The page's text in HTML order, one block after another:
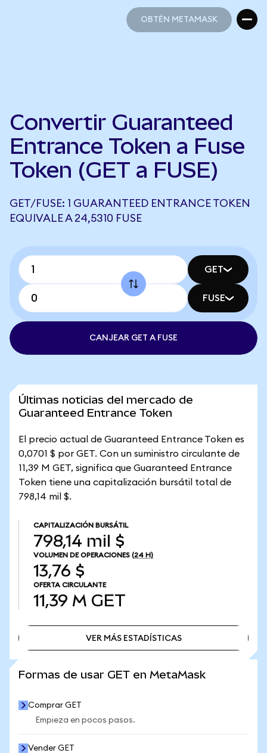
OBTÉN METAMASK
Convertir Guaranteed
Entrance Token a Fuse
Token (GET a FUSE)
GET/FUSE: 1 GUARANTEED ENTRANCE TOKEN
EQUIVALE A 24,5310 FUSE
GET
FUSE
CANJEAR GET A FUSE
Últimas noticias del mercado de
Guaranteed Entrance Token
El precio actual de Guaranteed Entrance Token es
0,0701 $ por GET. Con un suministro circulante de
11,39 M GET, significa que Guaranteed Entrance
Token tiene una capitalización bursátil total de
798,14 mil $.
CAPITALIZACIÓN BURSÁTIL
798,14 mil $
VOLUMEN DE OPERACIONES (24 H)
13,76 $
OFERTA CIRCULANTE
11,39 M GET
VER MÁS ESTADÍSTICAS
Formas de usar GET en MetaMask
Comprar GET
Empieza en pocos pasos.
Vender GET